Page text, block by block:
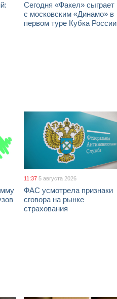
Сегодня «Факел» сыграет
с московским «Динамо» в
первом туре Кубка России
11:37 5 августа 2026
ФАС усмотрела признаки
сговора на рынке
страхования